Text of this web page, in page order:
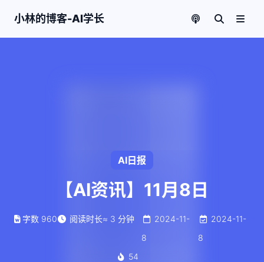
小林的博客-AI学长
AI日报
【AI资讯】11月8日
字数 960 阅读时长≈ 3 分钟
2024-11-
8
2024-11-
8
54